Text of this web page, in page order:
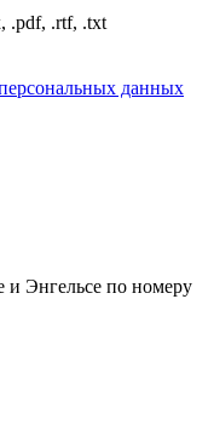
.pdf, .rtf, .txt
данных
и Энгельсе по номеру